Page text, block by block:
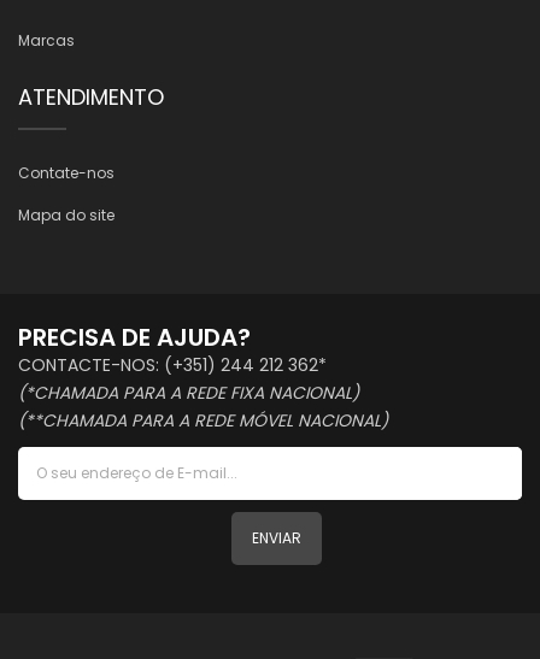
Marcas
ATENDIMENTO
Contate-nos
Mapa do site
PRECISA DE AJUDA?
CONTACTE-NOS: (+351) 244 212 362*
(*CHAMADA PARA A REDE FIXA NACIONAL)
(**CHAMADA PARA A REDE MÓVEL NACIONAL)
ENVIAR